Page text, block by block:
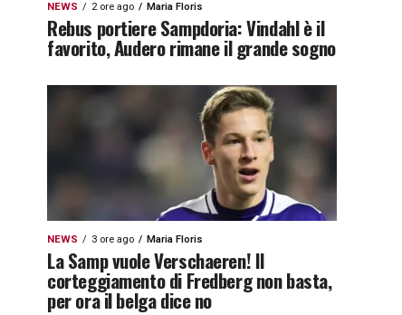
NEWS 2 ore ago Maria Floris
Rebus portiere Sampdoria: Vindahl è il
favorito, Audero rimane il grande sogno
NEWS 3 ore ago Maria Floris
La Samp vuole Verschaeren! Il
corteggiamento di Fredberg non basta,
per ora il belga dice no